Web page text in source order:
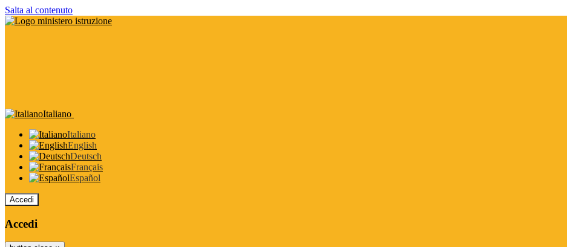
Salta al contenuto
Italiano
Italiano
English
Deutsch
Français
Español
Accedi
Accedi